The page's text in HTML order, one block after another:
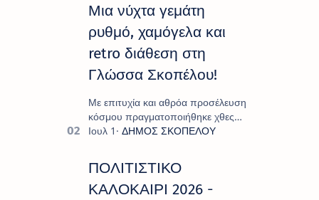
Μια νύχτα γεμάτη
ρυθμό, χαμόγελα και
retro διάθεση στη
Γλώσσα Σκοπέλου!
Με επιτυχία και αθρόα προσέλευση
κόσμου πραγματοποιήθηκε χθες
Σάββατο 8 Αυγούστου το
ΠΟΛΙΤΙΣΤΙΚΟ
ΚΑΛΟΚΑΙΡΙ 2026 -